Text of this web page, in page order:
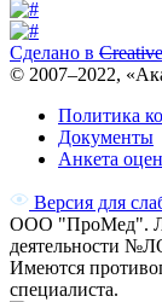
Сделано в Creative
© 2007–2022,
Политика
Документы
Анкета
Версия для
ООО "ПроМед".
деятельности
Имеются
специалиста.